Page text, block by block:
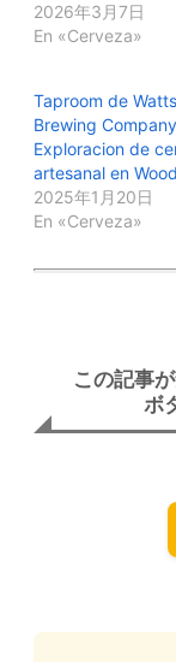
2026年3月7日
En «Cerveza»
Taproom de Watts
Brewing Company
Exploracion de
artesanal en
2025年1月20日
En «Cerveza»
この記事
ボ